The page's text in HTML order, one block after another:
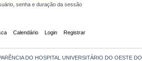
senha e duração da sessão
Calendário Login Registrar
DO HOSPITAL UNIVERSITÁRIO DO OESTE